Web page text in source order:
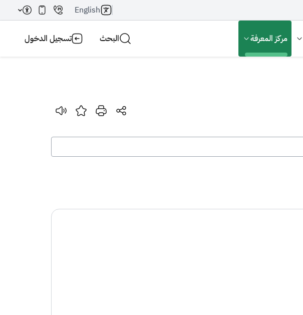
English
مركز المعرفة البحث تسجيل الدخول